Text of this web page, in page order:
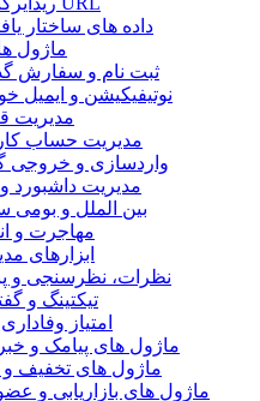
داده های ساختار
ماژول
ثبت نام و سفارش
نوتیفیکیشن و ایمیل
مدیریت
مدیریت حساب
واردسازی و خروجی
مدیریت داشبورد
بین الملل و
مهاجرت و
ابزارهای
نظرات، نظرسنجی و
تیکتینگ و
امتیاز
ماژول های پیامک و
ماژول های تخفیف و
ماژول های بازاریابی و